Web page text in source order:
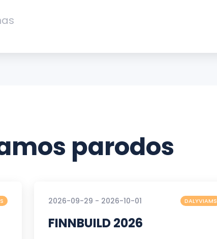
parodos
2026-09-29 - 2026-10-01 DALYVIAMS
FINNBUILD 2026